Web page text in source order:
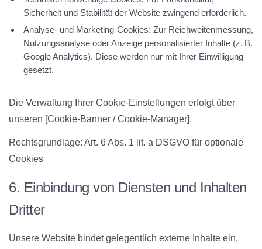
Sicherheit und Stabilität der Website zwingend erforderlich.
Analyse- und Marketing-Cookies: Zur Reichweitenmessung,
Nutzungsanalyse oder Anzeige personalisierter Inhalte (z. B.
Google Analytics). Diese werden nur mit Ihrer Einwilligung
gesetzt.
Die Verwaltung Ihrer Cookie-Einstellungen erfolgt über
unseren [Cookie-Banner / Cookie-Manager].
Rechtsgrundlage: Art. 6 Abs. 1 lit. a DSGVO für optionale
Cookies
6. Einbindung von Diensten und Inhalten
Dritter
Unsere Website bindet gelegentlich externe Inhalte ein,